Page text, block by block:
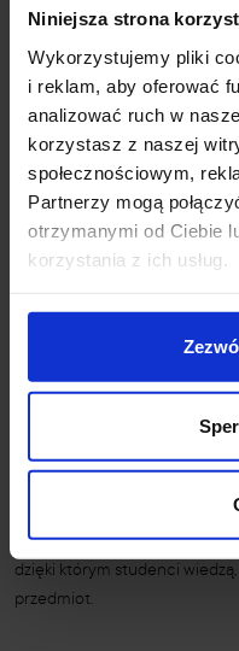
Niniejsza strona
Wykorzystujemy pliki
i reklam, aby oferować
analizować ruch w
korzystasz z naszej
społecznościowym,
Partnerzy mogą
otrzymanymi od Ciebie
korzystania z ich usług.
Taki system zapewnia
będą honorowane bez
umożliwia płynne
Rola
ECTS
Punkty ECTS są
krajowych regulacji i
to przez komisje
Ważne jest, aby każda
dzięki którym studenci
przedmiot.